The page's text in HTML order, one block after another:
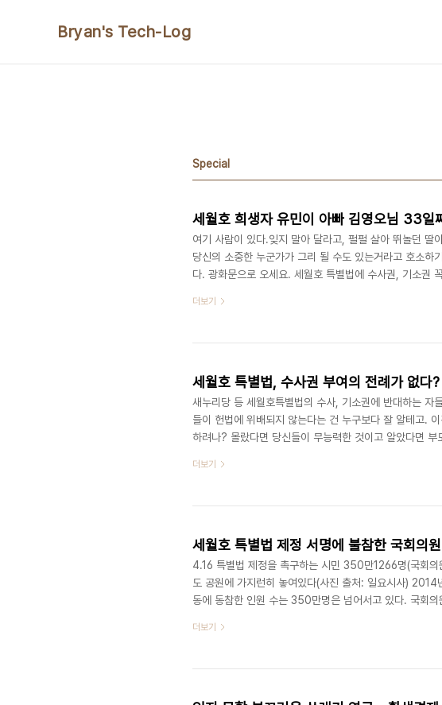
Bryan's Tech-Log
Special
세월호 희생자 유민이 아빠 김영오님 33
여기 사람이 있다.잊지 말아 달라고, 펄펄 살아 뛰놀던 딸
당신의 소중한 누군가가 그리 될 수도 있는거라고 호소
다. 광화문으로 오세요. 세월호 특별법에 수사권, 기소권
더보기
세월호 특별법, 수사권 부여의 전례가 없다
새누리당 등 세월호특별법의 수사, 기소권에 반대하는
들이 헌법에 위배되지 않는다는 건 누구보다 잘 알테고.
하려나? 몰랐다면 당신들이 무능력한 것이고 알았다면
의 야욕을 드러내기 전 1948년 9월, 제헌국회가 국회내
찰대'를 두어 실제로 수사, 체포활동을 했다. 반민특위 특
더보기
세월호 특별법 제정 서명에 불참한 국회의
4.16 특별법 제정을 촉구하는 시민 350만1266명(국회
도 공원에 가지런히 놓여있다(사진 출처: 일요시사)
동에 동참한 인원 수는 350만명은 넘어서고 있다. 국회
"당 차원의 반응 조사였다"는 비겁한 변명을 늘어 놓고 있
명'을 두려워하는 음흉한 자들이 300명의 희생을 욕되게
더보기